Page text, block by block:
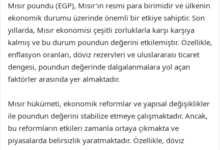
Mısır poundu (EGP), Mısır’ın resmi para birimidir ve ülkenin
ekonomik durumu üzerinde önemli bir etkiye sahiptir. Son
yıllarda, Mısır ekonomisi çeşitli zorluklarla karşı karşıya
kalmış ve bu durum poundun değerini etkilemiştir. Özellikle,
enflasyon oranları, döviz rezervleri ve uluslararası ticaret
dengesi, poundun değerinde dalgalanmalara yol açan
faktörler arasında yer almaktadır.
Mısır hükümeti, ekonomik reformlar ve yapısal değişiklikler
ile poundun değerini stabilize etmeye çalışmaktadır. Ancak,
bu reformların etkileri zamanla ortaya çıkmakta ve
piyasalarda belirsizlik yaratmaktadır. Özellikle, döviz